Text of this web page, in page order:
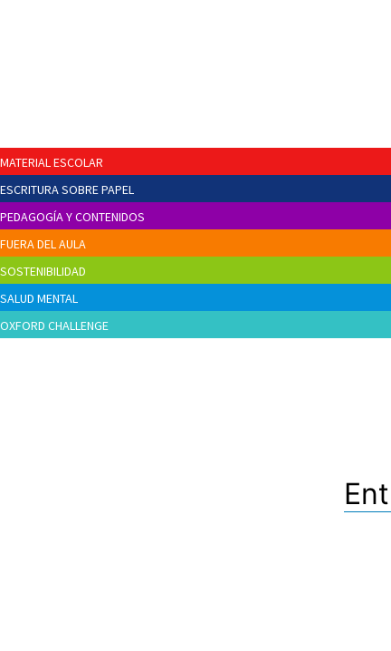
MATERIAL ESCOLAR
ESCRITURA SOBRE PAPEL
PEDAGOGÍA Y CONTENIDOS
FUERA DEL AULA
SOSTENIBILIDAD
SALUD MENTAL
OXFORD CHALLENGE